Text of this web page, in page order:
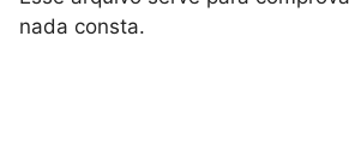
nada consta.